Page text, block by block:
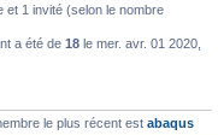
et 1 invité (selon le nombre
a été de 18 le mer. avr. 01 2020,
le plus récent est abaqus